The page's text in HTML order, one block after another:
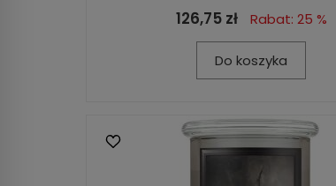
126,75 zł Rabat: 25 %
Do koszyka